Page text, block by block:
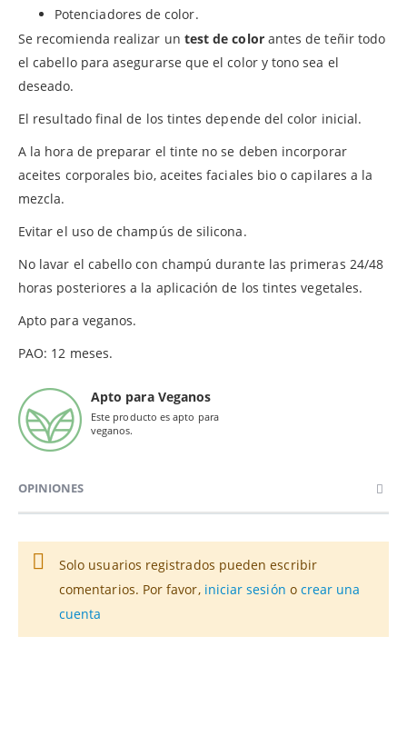
Potenciadores de color.
Se recomienda realizar un test de colorantes de teñir todo
el cabello para asegurarse que el color y tono sea el
deseado.
El resultado final de los tintes depende del color inicial.
A la hora de preparar el tinte no se deben incorporar
aceites corporales bio, aceites faciales bio o capilares a la
mezcla.
Evitar el uso de champús de silicona.
No lavar el cabello con champú durante las primeras 24/48
horas posteriores a la aplicación de los tintes vegetales.
Apto para veganos.
PAO: 12 meses.
Apto para Veganos
Este producto es apto para
veganos.
OPINIONES
Solo usuarios registrados pueden escribir
comentarios. Por favor, iniciar sesión o crear una
cuenta